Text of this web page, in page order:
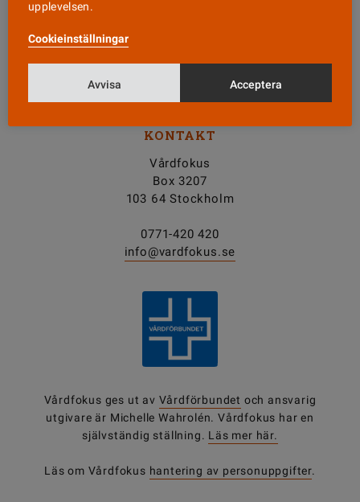
Tipsa oss!
KONTAKT
Vårdfokus
Box 3207
103 64 Stockholm
0771-420 420
info@vardfokus.se
Vårdfokus ges ut av Vårdförbundet och ansvarig
utgivare är Michelle Wahrolén. Vårdfokus har en
självständig ställning. Läs mer här.
Läs om Vårdfokus hantering av personuppgifter.
upplevelsen.
Cookieinställningar
Avvisa Acceptera